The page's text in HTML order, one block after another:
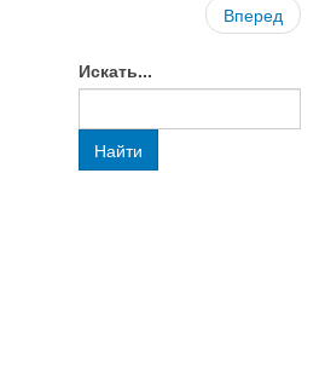
Вперед
Искать...
Найти